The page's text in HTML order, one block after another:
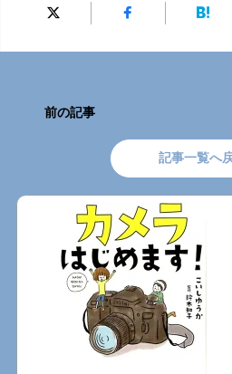
前の記事
記事一覧へ